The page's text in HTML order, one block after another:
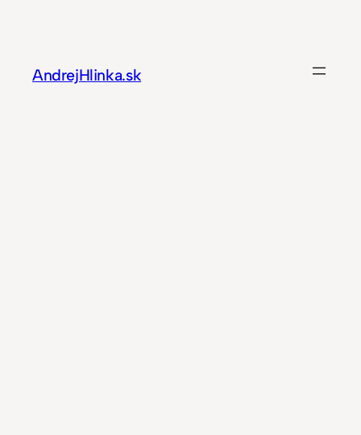
AndrejHlinka.sk